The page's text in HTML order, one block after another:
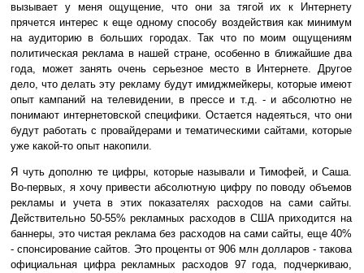
вызывает у меня ощущение, что они за тягой их к Интернету
прячется интерес к еще одному способу воздействия как минимум
на аудиторию в больших городах. Так что по моим ощущениям
политическая реклама в нашей стране, особенно в ближайшие два
года, может занять очень серьезное место в Интернете. Другое
дело, что делать эту рекламу будут имиджмейкеры, которые имеют
опыт кампаний на телевидении, в прессе и т.д. - и абсолютно не
понимают интернетовской специфики. Остается надеяться, что они
будут работать с провайдерами и тематическими сайтами, которые
уже какой-то опыт накопили.
Я чуть дополню те цифры, которые называли и Тимофей, и Саша.
Во-первых, я хочу привести абсолютную цифру по поводу объемов
рекламы и учета в этих показателях расходов на сами сайты.
Действительно 50-55% рекламных расходов в США приходится на
баннеры, это чистая реклама без расходов на сами сайты, еще 40%
- спонсирование сайтов. Это проценты от 906 млн долларов - такова
официальная цифра рекламных расходов 97 года, подчеркиваю,